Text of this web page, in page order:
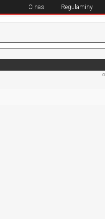
O nas Regulaminy